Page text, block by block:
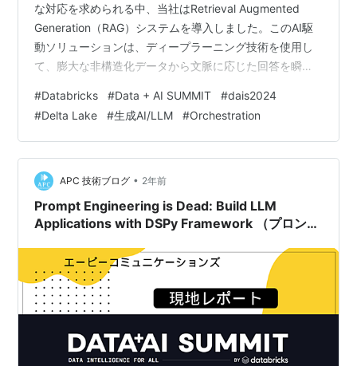
な対応を求められる中、当社はRetrieval Augmented
Generation（RAG）システムを導入しました。このAI駆
動ソリューションは、ディープラーニング技術を使用し
て、膨大な非構造化データから文脈に応じた回答を瞬時
大幅に向上させます。 また、RAGの導入は多大な技術的
および運用上の成功を収める一方で、いくつかの課題も
浮上しました。 実装における課題と解決策 実装の過程で
の主な課題は、非構造化の知識ベースの記事を構造化さ
れたエンベディングに変換してベクターストアに保存す
るシームレ…
#Databricks #Data + AI SUMMIT #dais2024
#Delta Lake #生成AI/LLM #Orchestration
APC 技術ブログ • 2年前
Prompt Engineering is Dead: Build LLM
Applications with DSPy Framework （プロンプ
ークを使用して LLM アプリケーションを構築す
る）